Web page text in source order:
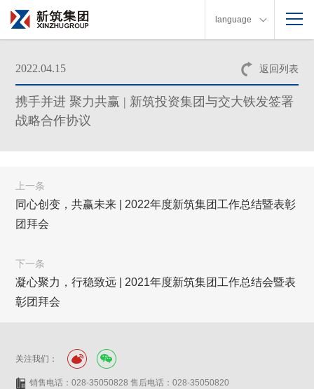
language
返回列表
2022.04.15
携手并进 聚力共赢 | 新筑投资集团与交大铁发签署
战略合作协议
上一条
同心创变，共赢未来 | 2022年度新筑集团工作总结暨表彰
团拜会
下一条
凝心聚力，行稳致远 | 2021年度新筑集团工作总结会暨表
彰团拜会
关注我们：
销售电话：028-35050828 售后电话：028-35050820